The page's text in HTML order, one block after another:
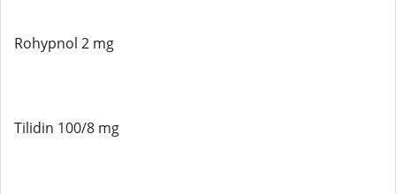
Rohypnol 2 mg
Tilidin 100/8 mg